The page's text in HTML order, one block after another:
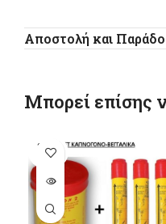
Αποστολή και
Μπορεί επίσης
SOLD
OUT